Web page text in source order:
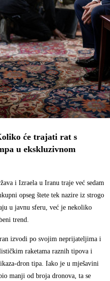
će trajati rat s
u ekskluzivnom
i Izraela u Iranu traje već sedam
opseg štete tek nazire iz strogo
u javnu sferu, već je nekoliko
trend.
izvodi po svojim neprijateljima i
raketama raznih tipova i
dron tipa. Iako je u mješavini
manji od broja dronova, ta se